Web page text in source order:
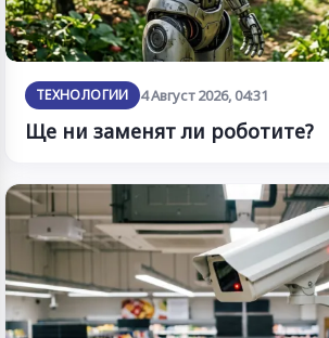
ТЕХНОЛОГИИ 4 Август 2026, 04:31
Ще ни заменят ли роботите?